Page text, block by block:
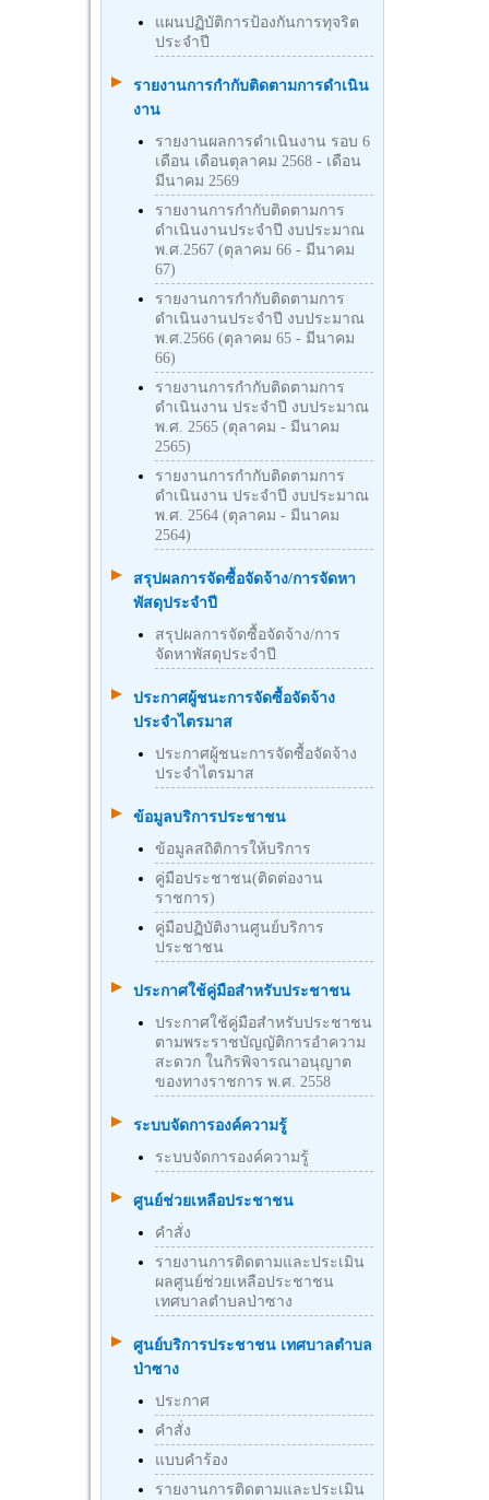
แผนปฏิบัติการป้องกันการทุจริต
ประจำปี
รายงานการกำกับติดตามการดำเนิน
งาน
รายงานผลการดำเนินงาน รอบ 6
เดือน เดือนตุลาคม 2568 - เดือน
มีนาคม 2569
รายงานการกำกับติดตามการ
ดำเนินงานประจำปี งบประมาณ
พ.ศ.2567 (ตุลาคม 66 - มีนาคม
67)
รายงานการกำกับติดตามการ
ดำเนินงานประจำปี งบประมาณ
พ.ศ.2566 (ตุลาคม 65 - มีนาคม
66)
รายงานการกำกับติดตามการ
ดำเนินงาน ประจำปี งบประมาณ
พ.ศ. 2565 (ตุลาคม - มีนาคม
2565)
รายงานการกำกับติดตามการ
ดำเนินงาน ประจำปี งบประมาณ
พ.ศ. 2564 (ตุลาคม - มีนาคม
2564)
สรุปผลการจัดซื้อจัดจ้าง/การจัดหา
พัสดุประจำปี
สรุปผลการจัดซื้อจัดจ้าง/การ
จัดหาพัสดุประจำปี
ประกาศผู้ชนะการจัดซื้อจัดจ้าง
ประจำไตรมาส
ประกาศผู้ชนะการจัดซื้อจัดจ้าง
ประจำไตรมาส
ข้อมูลบริการประชาชน
ข้อมูลสถิติการให้บริการ
คู่มือประชาชน(ติดต่องาน
ราชการ)
คู่มือปฏิบัติงานศูนย์บริการ
ประชาชน
ประกาศใช้คู่มือสำหรับประชาชน
ประกาศใช้คู่มือสำหรับประชาชน
ตามพระราชบัญญัติการอำความ
สะดวก ในกิรพิจารณาอนุญาต
ของทางราชการ พ.ศ. 2558
ระบบจัดการองค์ความรู้
ระบบจัดการองค์ความรู้
ศูนย์ช่วยเหลือประชาชน
คำสั่ง
รายงานการติดตามและประเมิน
ผลศูนย์ช่วยเหลือประชาชน
เทศบาลตำบลป่าซาง
ศูนย์บริการประชาชน เทศบาลตำบล
ป่าซาง
ประกาศ
คำสั่ง
แบบคำร้อง
รายงานการติดตามและประเมิน